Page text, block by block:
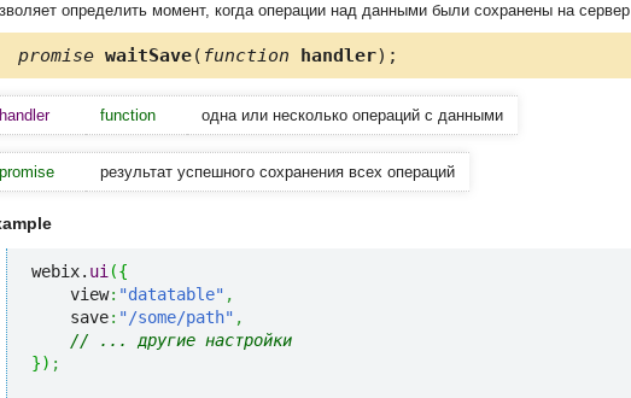
определить момент, когда операции над данными были сохранены на сервер
promise waitSave( function handler);
handler function одна или несколько операций с данными
promise результат успешного сохранения всех операций
webix. ui ({
    view
: "datatable" ,
    save
: "/some/path" ,
// ... другие настройки
}) ;